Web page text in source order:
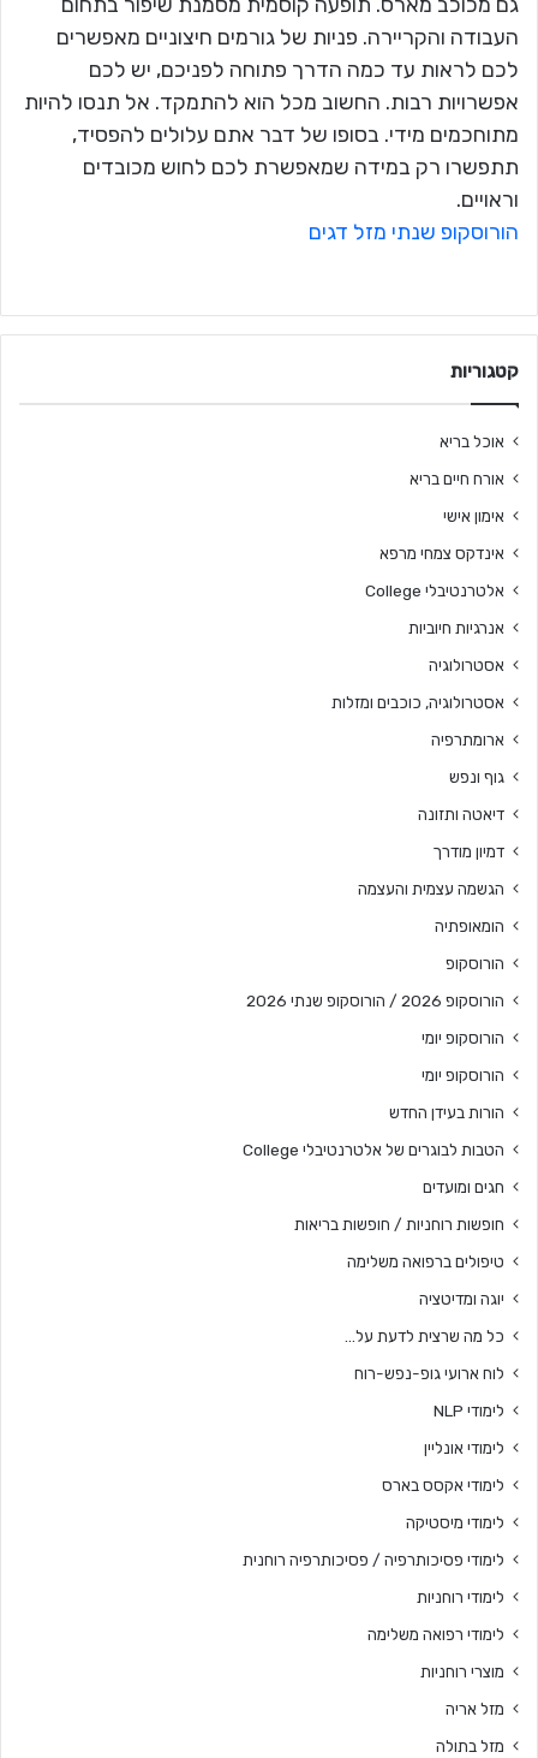
העבודה והקריירה. פניות של גורמים חיצוניים מאפשרים
לכם לראות עד כמה הדרך פתוחה לפניכם, יש לכם
אפשרויות רבות. החשוב מכל הוא להתמקד. אל תנסו להיות
מתוחכמים מידי. בסופו של דבר אתם עלולים להפסיד,
תתפשרו רק במידה שמאפשרת לכם לחוש מכובדים
וראויים.
הורוסקופ שנתי מזל דגים
קטגוריות
אוכל בריא
אורח חיים בריא
אימון אישי
אינדקס צמחי מרפא
אלטרנטיבלי College
אנרגיות חיוביות
אסטרולוגיה
אסטרולוגיה, כוכבים ומזלות
ארומתרפיה
גוף ונפש
דיאטה ותזונה
דמיון מודרך
הגשמה עצמית והעצמה
הומאופתיה
הורוסקופ
הורוסקופ 2026 / הורוסקופ שנתי 2026
הורוסקופ יומי
הורוסקופ יומי
הורות בעידן החדש
הטבות לבוגרים של אלטרנטיבלי College
חגים ומועדים
חופשות רוחניות / חופשות בריאות
טיפולים ברפואה משלימה
יוגה ומדיטציה
כל מה שרצית לדעת על…
לוח ארועי גופ-נפש-רוח
לימודי NLP
לימודי אונליין
לימודי אקסס בארס
לימודי מיסטיקה
לימודי פסיכותרפיה / פסיכותרפיה רוחנית
לימודי רוחניות
לימודי רפואה משלימה
מוצרי רוחניות
מזל אריה
מזל בתולה